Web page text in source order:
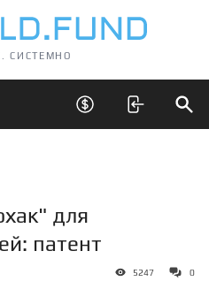
СИСТЕМНО
Открыть скрытые
для
патент
5247 0